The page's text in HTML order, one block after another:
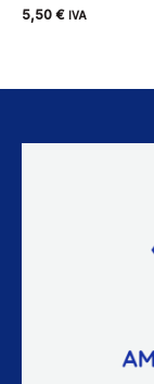
5,50 € IVA